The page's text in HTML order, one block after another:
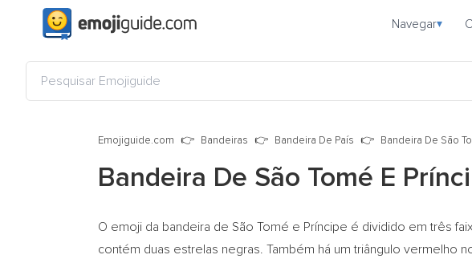
Navegar▾
Emojiguide.com Bandeiras Bandeira De País Bandeira De São
Bandeira De São Tomé E
O emoji da bandeira de São Tomé e Príncipe é dividido em três
contém duas estrelas negras. Também há um triângulo vermelho